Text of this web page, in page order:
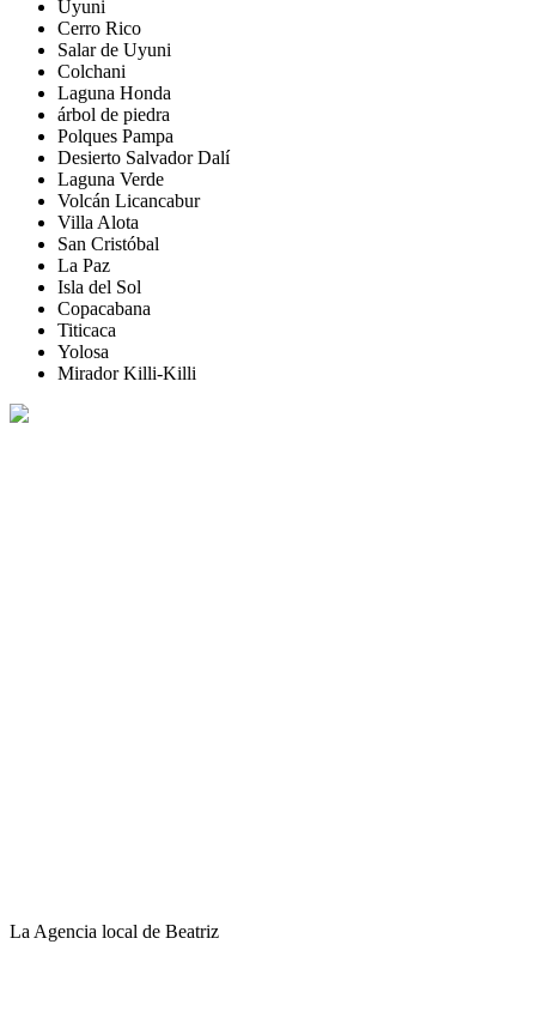
Uyuni
Cerro Rico
Salar de Uyuni
Colchani
Laguna Honda
árbol de piedra
Polques Pampa
Desierto Salvador Dalí
Laguna Verde
Volcán Licancabur
Villa Alota
San Cristóbal
La Paz
Isla del Sol
Copacabana
Titicaca
Yolosa
Mirador Killi-Killi
La Agencia local de Beatriz